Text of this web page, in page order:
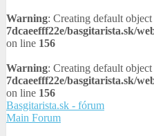
Warning: Creating default
7dcaeefff22e/basgitarista.sk/
on line 156
Warning: Creating default
7dcaeefff22e/basgitarista.sk/
on line 156
Basgitarista.sk - fórum
Main Forum